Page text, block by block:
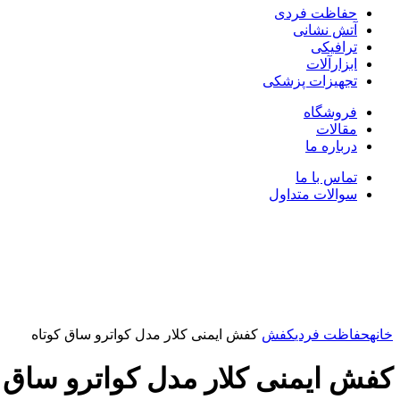
حفاظت فردی
آتش نشانی
ترافیکی
ابزارآلات
تجهیزات پزشکی
فروشگاه
مقالات
درباره ما
تماس با ما
سوالات متداول
خانهحفاظت فردیکفش کفش ایمنی کلار مدل کواترو ساق کوتاه
کفش ایمنی کلار مدل کواترو ساق